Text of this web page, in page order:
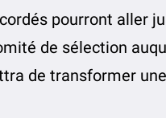
pourront aller
de sélection
de transformer